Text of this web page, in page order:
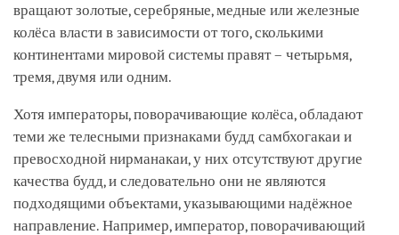
вращают золотые, серебряные, медные или железные
колёса власти в зависимости от того, сколькими
континентами мировой системы правят – четырьмя,
тремя, двумя или одним.
Хотя императоры, поворачивающие колёса, обладают
теми же телесными признаками будд самбхогакаи и
превосходной нирманакаи, у них отсутствуют другие
качества будд, и следовательно они не являются
подходящими объектами, указывающими надёжное
направление. Например, император, поворачивающий